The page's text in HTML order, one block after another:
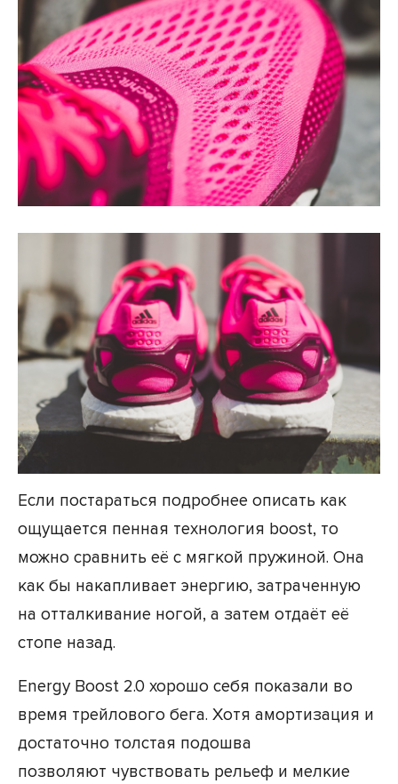
Если постараться подробнее описать как
ощущается пенная технология boost, то
можно сравнить её с мягкой пружиной. Она
как бы накапливает энергию, затраченную
на отталкивание ногой, а затем отдаёт её
стопе назад.
Energy Boost 2.0 хорошо себя показали во
время трейлового бега. Хотя амортизация и
достаточно толстая подошва
позволяют чувствовать рельеф и мелкие